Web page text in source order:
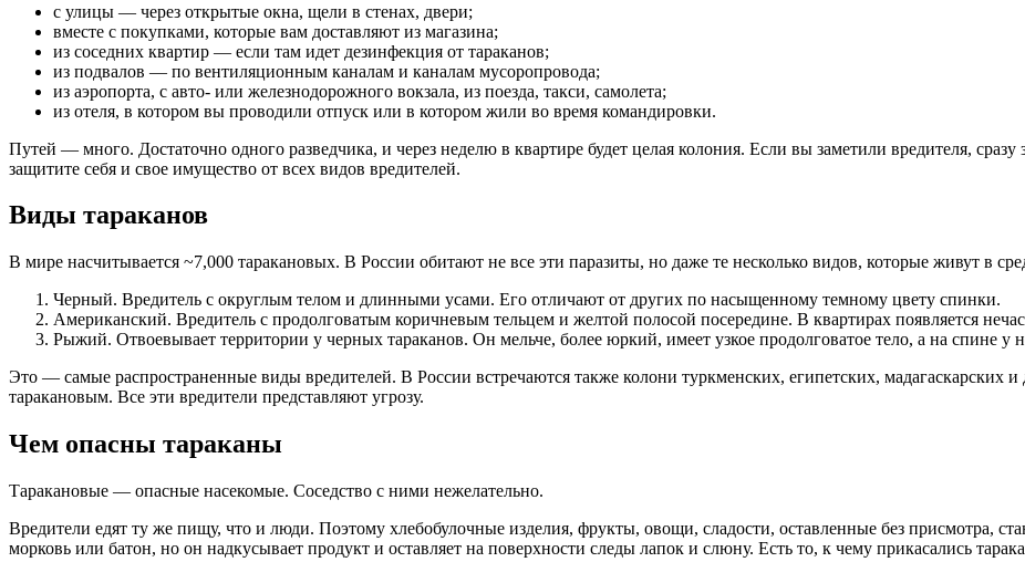
с улицы — через открытые окна, щели в стенах, двери;
вместе с покупками, которые вам доставляют из магазина;
из соседних квартир — если там идет дезинфекция от тараканов;
из подвалов — по вентиляционным каналам и каналам мусоропровода;
из аэропорта, с авто- или железнодорожного вокзала, из поезда, такси, самолета;
из отеля, в котором вы проводили отпуск или в котором жили во время командировки.
Путей — много. Достаточно одного разведчика, и через неделю в квартире будет целая колония. Если вы заметили вредителя,
защитите себя и свое имущество от всех видов вредителей.
Виды тараканов
В мире насчитывается ~7,000 таракановых. В России обитают не все эти паразиты, но даже те несколько видов, которые живут в
Черный. Вредитель с округлым телом и длинными усами. Его отличают от других по насыщенному темному цвету спинки.
Американский. Вредитель с продолговатым коричневым тельцем и желтой полосой посередине. В квартирах появляется
Рыжий. Отвоевывает территории у черных тараканов. Он мельче, более юркий, имеет узкое продолговатое тело, а на спине
Это — самые распространенные виды вредителей. В России встречаются также колони туркменских, египетских, мадагаскарских
таракановым. Все эти вредители представляют угрозу.
Чем опасны тараканы
Таракановые — опасные насекомые. Соседство с ними нежелательно.
Вредители едят ту же пищу, что и люди. Поэтому хлебобулочные изделия, фрукты, овощи, сладости, оставленные без присмотра,
морковь или батон, но он надкусывает продукт и оставляет на поверхности следы лапок и слюну. Есть то, к чему прикасались